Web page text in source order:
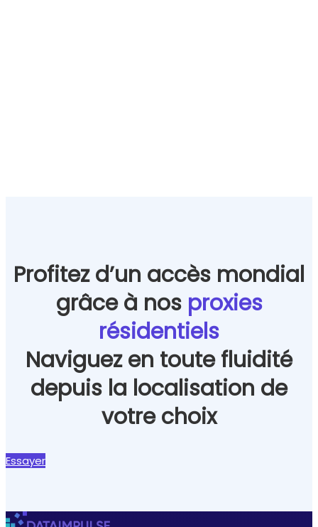
Profitez d’un accès mondial
grâce à nos proxies
résidentiels
Naviguez en toute fluidité
depuis la localisation de
votre choix
Essayer